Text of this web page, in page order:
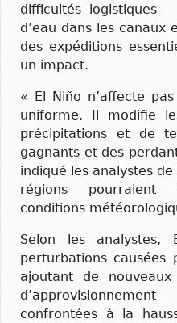
difficultés logistiques
d’eau dans les canaux
des expéditions
un impact.
« El Niño n’affecte
uniforme. Il modifie
précipitations et de
gagnants et des
indiqué les analystes
régions pourraient
conditions
Selon les analystes,
perturbations
ajoutant de
confrontées à la